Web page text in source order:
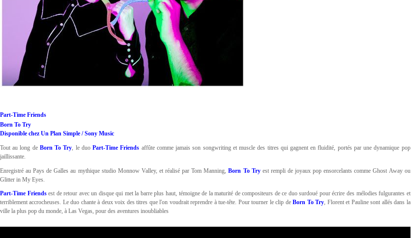
Part-Time Friends
Born To Try
Disponible chez Un Plan Simple / Sony Music
Tout au long de Born To Try, le duoPart-Time Friends affûte comme jamais son songwriting et muscle des titres qui gagnent en fluidité, portés par une dynamique pop
jaillissante.
Enregistré au Pays de Galles au mythique studio Monnow Valley, et réalisé par Tom Manning,Born To Tryest rempli de joyaux pop ensorcelants comme Ghost Away ou
Glitter in My Eyes.
Part-Time Friendsest de retour avec un disque qui met la barre plus haut, témoigne de la maturité de compositeurs de ce duo surdoué pour écrire des mélodies fulgurantes et
terriblement accrocheuses. Le duo chante à deux voix des titres que l'on voudrait reprendre à tue-tête. Pour tourner le clip deBorn To Try, Florent et Pauline sont allés dans la
ville la plus pop du monde, à Las Vegas, pour des aventures inoubliables